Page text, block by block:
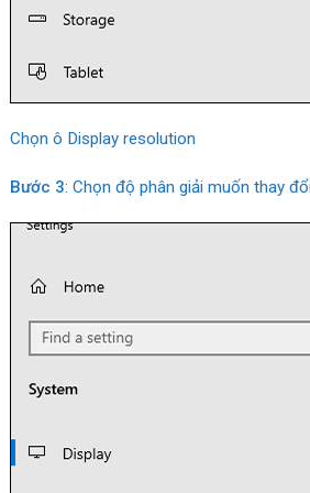
Chọn ô Display resolution
Bước 3: Chọn độ phân giải muốn thay